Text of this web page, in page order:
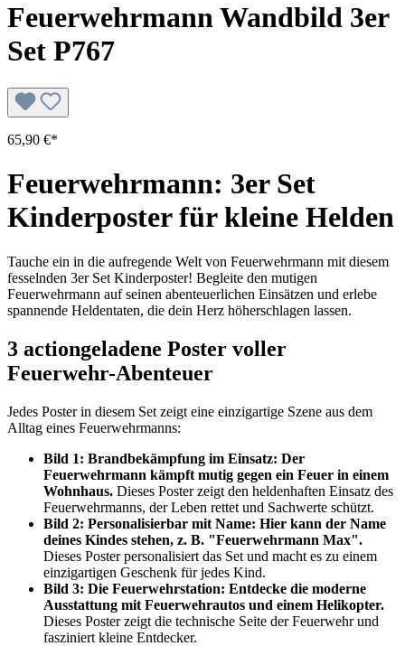
Feuerwehrmann Wandbild 3er
Set P767
65,90 €*
Feuerwehrmann: 3er Set
Kinderposter für kleine Helden
Tauche ein in die aufregende Welt von Feuerwehrmann mit diesem
fesselnden 3er Set Kinderposter! Begleite den mutigen
Feuerwehrmann auf seinen abenteuerlichen Einsätzen und erlebe
spannende Heldentaten, die dein Herz höherschlagen lassen.
3 actiongeladene Poster voller
Feuerwehr-Abenteuer
Jedes Poster in diesem Set zeigt eine einzigartige Szene aus dem
Alltag eines Feuerwehrmanns:
Bild 1: Brandbekämpfung im Einsatz: Der
Feuerwehrmann kämpft mutig gegen ein Feuer in einem
Wohnhaus. Dieses Poster zeigt den heldenhaften Einsatz des
Feuerwehrmanns, der Leben rettet und Sachwerte schützt.
Bild 2: Personalisierbar mit Name: Hier kann der Name
deines Kindes stehen, z. B. "Feuerwehrmann Max".
Dieses Poster personalisiert das Set und macht es zu einem
einzigartigen Geschenk für jedes Kind.
Bild 3: Die Feuerwehrstation: Entdecke die moderne
Ausstattung mit Feuerwehrautos und einem Helikopter.
Dieses Poster zeigt die technische Seite der Feuerwehr und
fasziniert kleine Entdecker.